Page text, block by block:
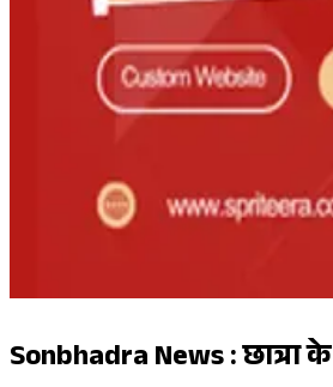
Sonbhadra News : छात्रा